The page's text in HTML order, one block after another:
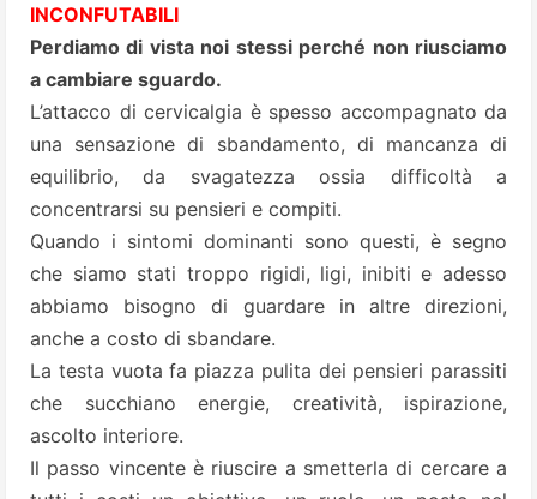
INCONFUTABILI
Perdiamo di vista noi stessi perché non riusciamo
a cambiare sguardo.
L’attacco di cervicalgia è spesso accompagnato da
una sensazione di sbandamento, di mancanza di
equilibrio, da svagatezza ossia difficoltà a
concentrarsi su pensieri e compiti.
Quando i sintomi dominanti sono questi, è segno
che siamo stati troppo rigidi, ligi, inibiti e adesso
abbiamo bisogno di guardare in altre direzioni,
anche a costo di sbandare.
La testa vuota fa piazza pulita dei pensieri parassiti
che succhiano energie, creatività, ispirazione,
ascolto interiore.
Il passo vincente è riuscire a smetterla di cercare a